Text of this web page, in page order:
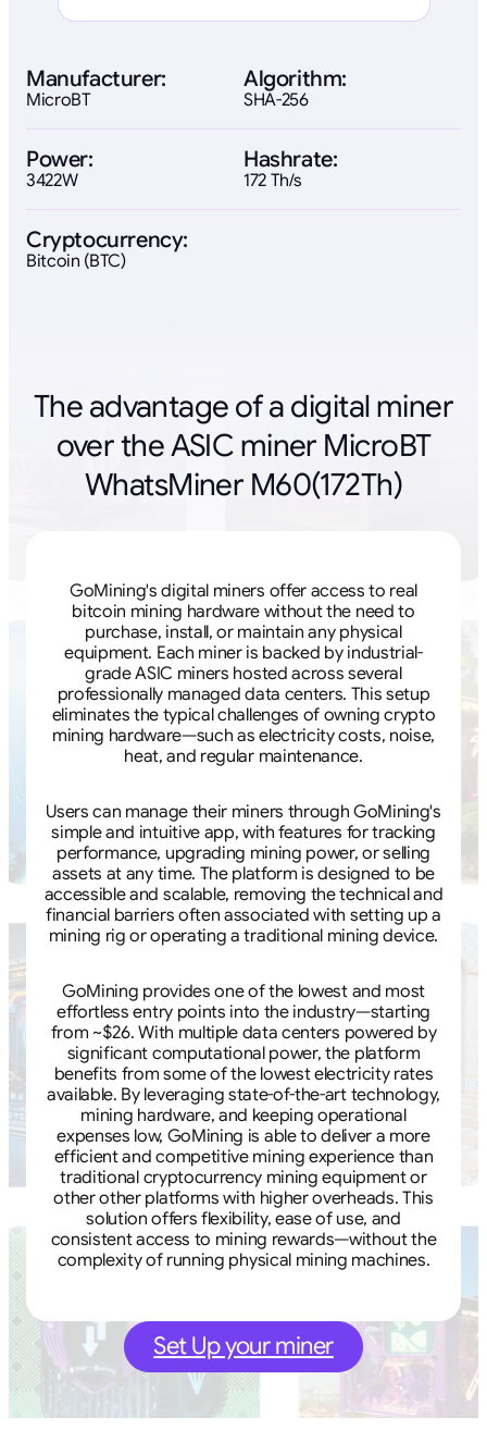
Manufacturer:
MicroBT
Algorithm:
SHA-256
Power:
3422W
Hashrate:
172 Th/s
Cryptocurrency:
Bitcoin (BTC)
The advantage of a digital miner
over the ASIC miner MicroBT
WhatsMiner M60(172Th)
GoMining's digital miners offer access to real
bitcoin mining hardware without the need to
purchase, install, or maintain any physical
equipment. Each miner is backed by industrial-
grade ASIC miners hosted across several
professionally managed data centers. This setup
eliminates the typical challenges of owning crypto
mining hardware—such as electricity costs, noise,
heat, and regular maintenance.
Users can manage their miners through GoMining's
simple and intuitive app, with features for tracking
performance, upgrading mining power, or selling
assets at any time. The platform is designed to be
accessible and scalable, removing the technical and
financial barriers often associated with setting up a
mining rig or operating a traditional mining device.
GoMining provides one of the lowest and most
effortless entry points into the industry—starting
from ~$26. With multiple data centers powered by
significant computational power, the platform
benefits from some of the lowest electricity rates
available. By leveraging state-of-the-art technology,
mining hardware, and keeping operational
expenses low, GoMining is able to deliver a more
efficient and competitive mining experience than
traditional cryptocurrency mining equipment or
other other platforms with higher overheads. This
solution offers flexibility, ease of use, and
consistent access to mining rewards—without the
complexity of running physical mining machines.
Set Up your miner